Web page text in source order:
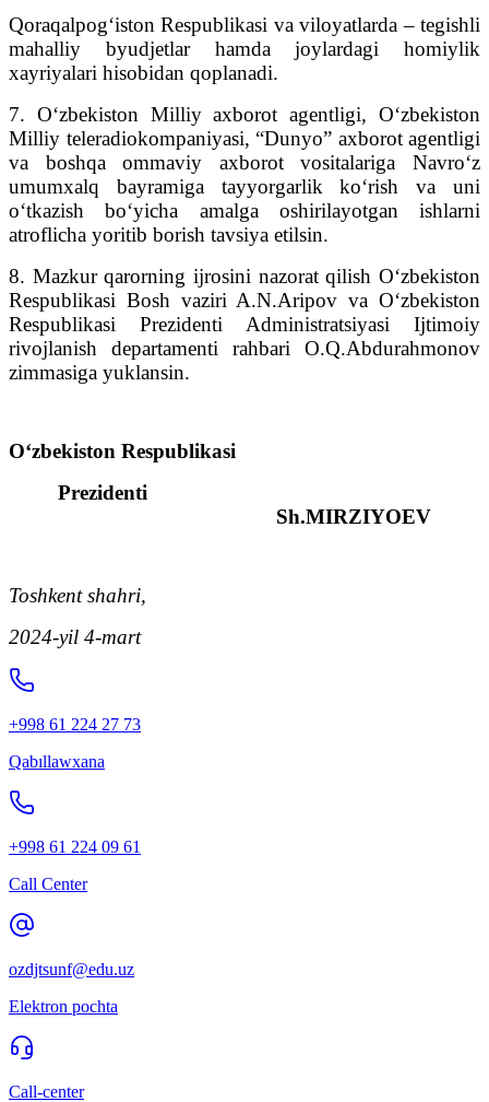
Qoraqalpog‘iston Respublikasi va viloyatlarda – tegishli
mahalliy byudjetlar hamda joylardagi homiylik
xayriyalari hisobidan qoplanadi.
7. O‘zbekiston Milliy axborot agentligi, O‘zbekiston
Milliy teleradiokompaniyasi, “Dunyo” axborot agentligi
va boshqa ommaviy axborot vositalariga Navro‘z
umumxalq bayramiga tayyorgarlik ko‘rish va uni
o‘tkazish bo‘yicha amalga oshirilayotgan ishlarni
atroflicha yoritib borish tavsiya etilsin.
8. Mazkur qarorning ijrosini nazorat qilish O‘zbekiston
Respublikasi Bosh vaziri A.N.Aripov va O‘zbekiston
Respublikasi Prezidenti Administratsiyasi Ijtimoiy
rivojlanish departamenti rahbari O.Q.Abdurahmonov
zimmasiga yuklansin.
O‘zbekiston Respublikasi
Prezidenti
Sh.MIRZIYOEV
Toshkent shahri,
2024-yil 4-mart
+998 61 224 27 73
Qabıllawxana
+998 61 224 09 61
Call Center
ozdjtsunf@edu.uz
Elektron pochta
Call-center